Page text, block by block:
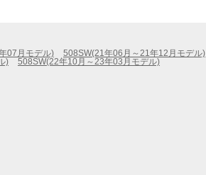
07月モデル)
508SW(21年06月～21年12月モデル)
)
508SW(22年10月～23年03月モデル)